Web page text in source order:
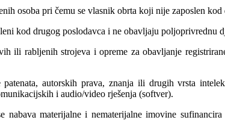
osoba pri čemu se vlasnik obrta koji nije zaposlen
kod drugog poslodavca i ne obavljaju poljoprivrednu
ili rabljenih strojeva i opreme za obavljanje
autorskih prava, znanja ili drugih vrsta
i audio/video rješenja (softver).
materijalne i nematerijalne imovine